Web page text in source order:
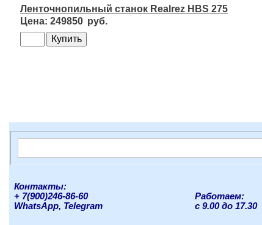
Ленточнопильный станок Realrez HBS 275
249850
Контакты:
+ 7(900)246-86-60
WhatsApp, Telegram
Работаем:
с 9.00 до 17.30